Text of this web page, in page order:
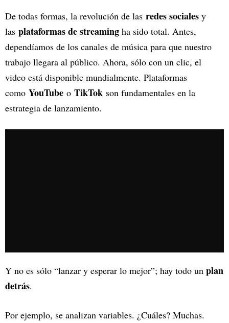
De todas formas, la revolución de las redes sociales y
las plataformas de streaming ha sido total. Antes,
dependíamos de los canales de música para que nuestro
trabajo llegara al público. Ahora, sólo con un clic, el
video está disponible mundialmente. Plataformas
como YouTube o TikTok son fundamentales en la
estrategia de lanzamiento.
Y no es sólo “lanzar y esperar lo mejor”; hay todo un plan
detrás.
Por ejemplo, se analizan variables. ¿Cuáles? Muchas.